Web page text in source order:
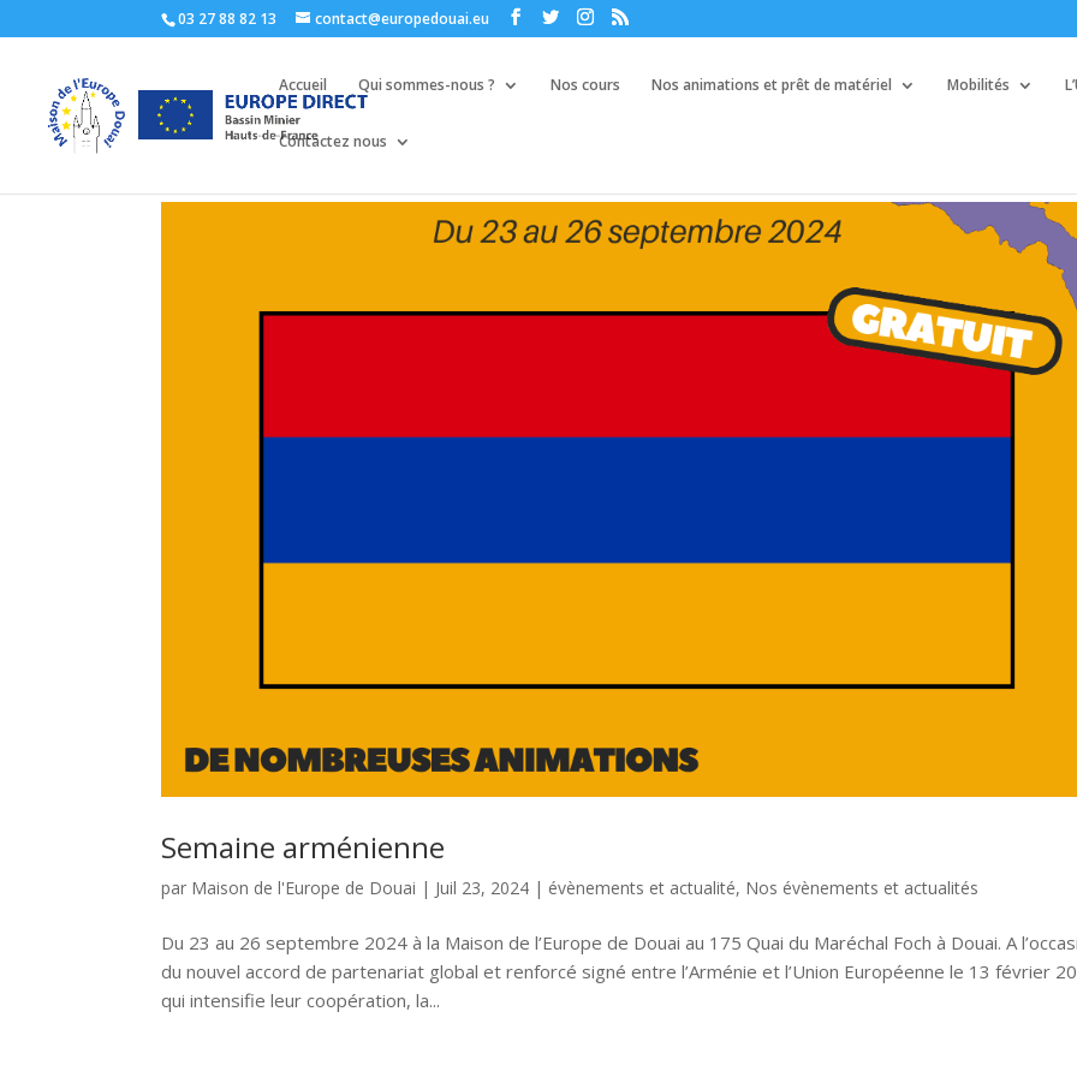
03 27 88 82 13 contact@europedouai.eu
Accueil Qui sommes-nous ? Nos cours Nos animations et prêt de matériel Mobilités
Contactez nous
Semaine arménienne
par Maison de l'Europe de Douai | Juil 23, 2024 | évènements et actualité, Nos évènements et actualités
Du 23 au 26 septembre 2024 à la Maison de l’Europe de Douai au 175 Quai du Maréchal Foch à Douai. A
du nouvel accord de partenariat global et renforcé signé entre l’Arménie et l’Union Européenne le 13 février
qui intensifie leur coopération, la...